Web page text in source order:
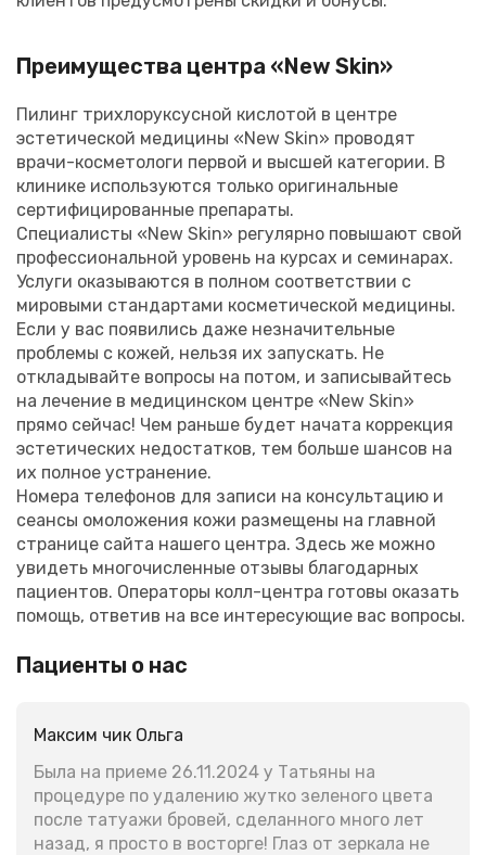
Преимущества центра «New Skin»
Пилинг трихлоруксусной кислотой в центре
эстетической медицины «New Skin» проводят
врачи-косметологи первой и высшей категории. В
клинике используются только оригинальные
сертифицированные препараты.
Специалисты «New Skin» регулярно повышают свой
профессиональной уровень на курсах и семинарах.
Услуги оказываются в полном соответствии с
мировыми стандартами косметической медицины.
Если у вас появились даже незначительные
проблемы с кожей, нельзя их запускать. Не
откладывайте вопросы на потом, и записывайтесь
на лечение в медицинском центре «New Skin»
прямо сейчас! Чем раньше будет начата коррекция
эстетических недостатков, тем больше шансов на
их полное устранение.
Номера телефонов для записи на консультацию и
сеансы омоложения кожи размещены на главной
странице сайта нашего центра. Здесь же можно
увидеть многочисленные отзывы благодарных
пациентов. Операторы колл-центра готовы оказать
помощь, ответив на все интересующие вас вопросы.
Пациенты о нас
Максим чик Ольга
Была на приеме 26.11.2024 у Татьяны на
процедуре по удалению жутко зеленого цвета
после татуажи бровей, сделанного много лет
назад, я просто в восторге! Глаз от зеркала не